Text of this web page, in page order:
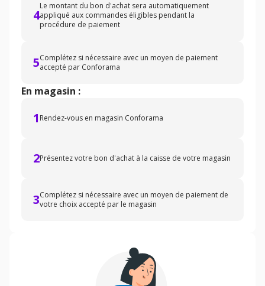
4
Le montant du bon d'achat sera automatiquement
appliqué aux commandes éligibles pendant la
procédure de paiement
5Complétez si nécessaire avec un moyen de paiement
accepté par Conforama
En magasin :
1 Rendez-vous en magasin Conforama
2Présentez votre bon d'achat à la caisse de votre magasin
3Complétez si nécessaire avec un moyen de paiement de
votre choix accepté par le magasin